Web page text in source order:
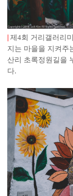
제4회 거리갤러리
지는 마을을 지켜주
산리 초록정원길을
다.